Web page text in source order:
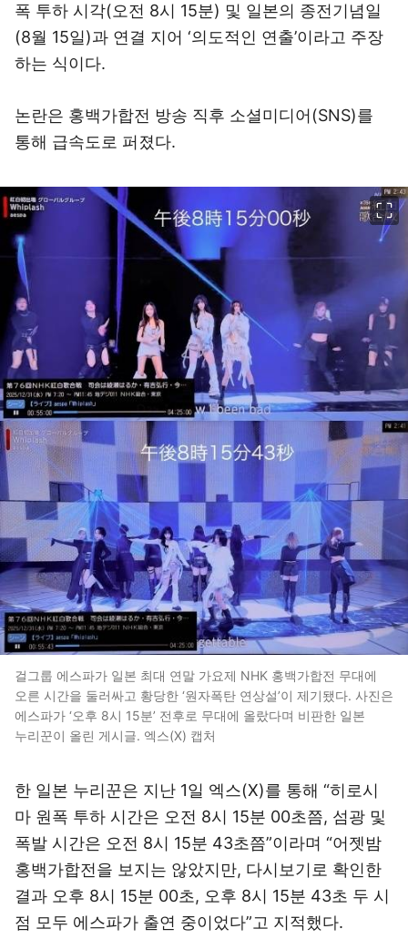
폭 투하 시각(오전 8시 15분) 및 일본의 종전기념일
(8월 15일)과 연결 지어 ‘의도적인 연출’이라고 주장
하는 식이다.
논란은 홍백가합전 방송 직후 소셜미디어(SNS)를
통해 급속도로 퍼졌다.
걸그룹 에스파가 일본 최대 연말 가요제 NHK 홍백가합전 무대에
오른 시간을 둘러싸고 황당한 ‘원자폭탄 연상설’이 제기됐다. 사진은
에스파가 ‘오후 8시 15분’ 전후로 무대에 올랐다며 비판한 일본
누리꾼이 올린 게시글. 엑스(X) 캡처
한 일본 누리꾼은 지난 1일 엑스(X)를 통해 “히로시
마 원폭 투하 시간은 오전 8시 15분 00초쯤, 섬광 및
폭발 시간은 오전 8시 15분 43초쯤”이라며 “어젯밤
홍백가합전을 보지는 않았지만, 다시보기로 확인한
결과 오후 8시 15분 00초, 오후 8시 15분 43초 두 시
점 모두 에스파가 출연 중이었다”고 지적했다.